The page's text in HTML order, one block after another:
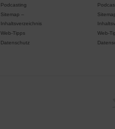
Podcasting
Sitemap –
Inhaltsverzeichnis
Web-Tipps
Datenschutz
Web-